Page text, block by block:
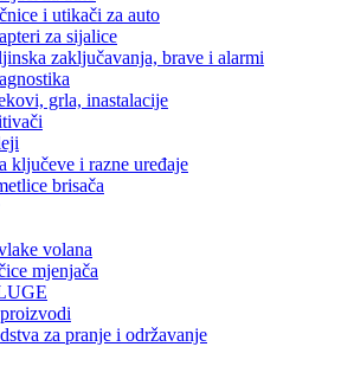
i utikači za auto
za sijalice
zaključavanja, brave i alarmi
grla, inastalacije
ključeve i razne uređaje
brisača
volana
mjenjača
za pranje i održavanje